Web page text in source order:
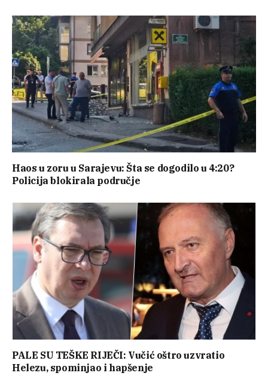
Haos u zoru u Sarajevu: Šta se dogodilo u 4:20?
Policija blokirala područje
PALE SU TEŠKE RIJEČI: Vučić oštro uzvratio
Helezu, spominjao i hapšenje